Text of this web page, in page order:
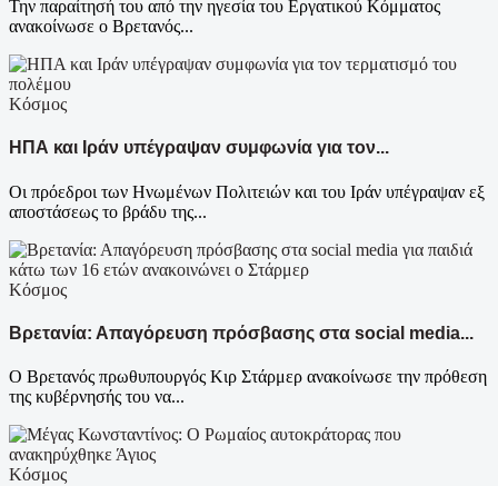
Την παραίτησή του από την ηγεσία του Εργατικού Κόμματος
ανακοίνωσε ο Βρετανός...
Κόσμος
ΗΠΑ και Ιράν υπέγραψαν συμφωνία για τον...
Οι πρόεδροι των Ηνωμένων Πολιτειών και του Ιράν υπέγραψαν εξ
αποστάσεως το βράδυ της...
Κόσμος
Βρετανία: Απαγόρευση πρόσβασης στα social media...
Ο Βρετανός πρωθυπουργός Κιρ Στάρμερ ανακοίνωσε την πρόθεση
της κυβέρνησής του να...
Κόσμος